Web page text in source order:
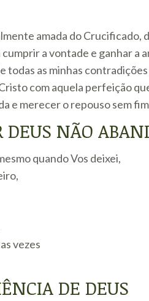
amada do Crucificado,
a vontade e ganhar a
todas as minhas
com aquela perfeição
e merecer o repouso sem fim
DEUS NÃO
quando Vos deixei,
vezes
DE DEUS